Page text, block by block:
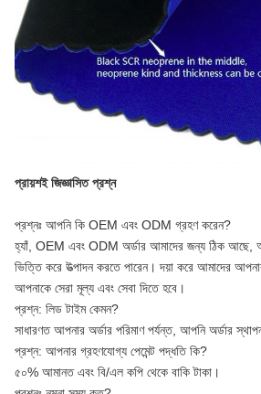
প্রায়শই জিজ্ঞাসিত প্রশ্ন
প্রশ্নঃ আপনি কি OEM এবং ODM গ্রহণ করেন?
হ্যাঁ, OEM এবং ODM অর্ডার আমাদের জন্য ঠিক আছে,
ভিত্তি করে উত্পাদন করতে পারেন। দয়া করে আমাদের
আপনাকে সেরা মূল্য এবং সেবা দিতে হবে।
প্রশ্ন: লিড টাইম কেমন?
সাধারণত আপনার অর্ডার পরিমাণ পর্যন্ত, আপনি অর্ডার
প্রশ্ন: আপনার গ্রহণযোগ্য পেমেন্ট পদ্ধতি কি?
৫০% আমানত এবং বি/এল কপি থেকে বাকি টাকা।